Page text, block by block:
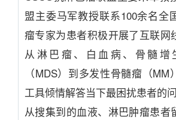
盟主委马军教授联系100余名全
瘤专家为患者积极开展了互联网
从淋巴瘤、白血病、骨髓增
（MDS）到多发性骨髓瘤（
工具倾情解答当下最困扰患者的问
从搜集到的血液、淋巴肿瘤患者